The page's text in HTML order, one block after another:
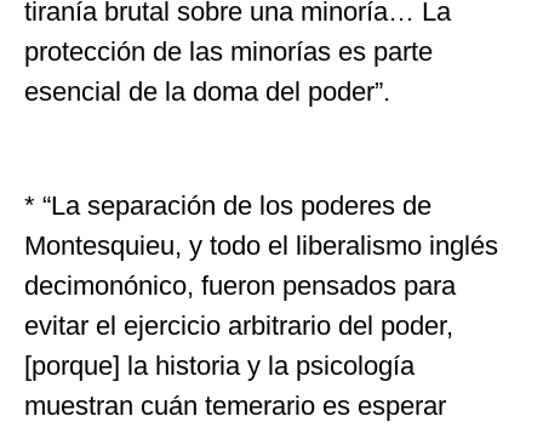
tiranía brutal sobre una minoría… La
protección de las minorías es parte
esencial de la doma del poder”.
* “La separación de los poderes de
Montesquieu, y todo el liberalismo inglés
decimonónico, fueron pensados para
evitar el ejercicio arbitrario del poder,
[porque] la historia y la psicología
muestran cuán temerario es esperar